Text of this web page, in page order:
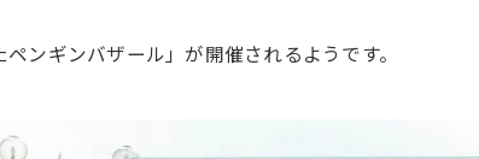
ンギンバザール」が開催されるようです。